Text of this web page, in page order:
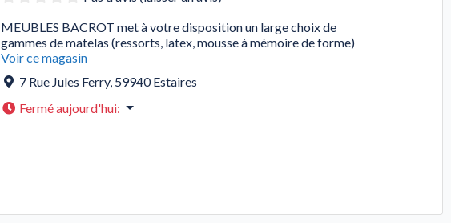
MEUBLES BACROT met à votre disposition un large choix de
gammes de matelas (ressorts, latex, mousse à mémoire de forme)
Voir ce magasin
7 Rue Jules Ferry, 59940 Estaires
Fermé aujourd'hui: